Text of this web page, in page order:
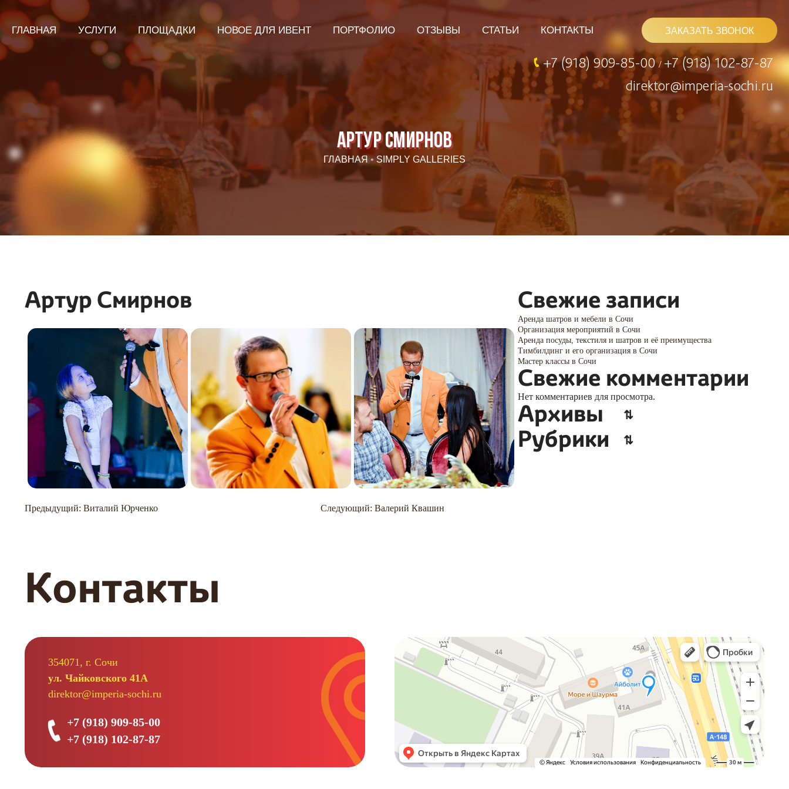
ГЛАВНАЯ УСЛУГИ ПЛОЩАДКИ НОВОЕ ДЛЯ ИВЕНТ ПОРТФОЛИО ОТЗЫВЫ СТАТЬИ КОНТАКТЫ ЗАКАЗАТЬ ЗВОНОК
+7 (918) 909-85-00/ +7 (918) 102-87-87
direktor@imperia-sochi.ru
Артур Смирнов
ГЛАВНАЯ • SIMPLY GALLERIES
Артур Смирнов
Навигация
записям
Предыдущий: Виталий Юрченко Следующий: Валерий Квашин
Свежие записи
Аренда шатров и мебели в Сочи
Организация мероприятий в Сочи
Аренда посуды, текстиля и шатров и её преимущества
Тимбилдинг и его организация в Сочи
Мастер классы в Сочи
Свежие комментарии
Нет комментариев для просмотра.
Архивы
Рубрики
Контакты
354071, г. Сочи
ул. Чайковского 41А
direktor@imperia-sochi.ru
+7 (918) 909-85-00
+7 (918) 102-87-87
Я даю согласие ООО «Империя-Сочи» на обработку моих
персональных данных в целях рассмотрения моего
обращения согласноПолитике обработки персональных
Согласию на обработку персональных данных